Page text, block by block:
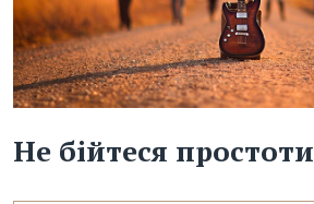
Не бійтеся простоти